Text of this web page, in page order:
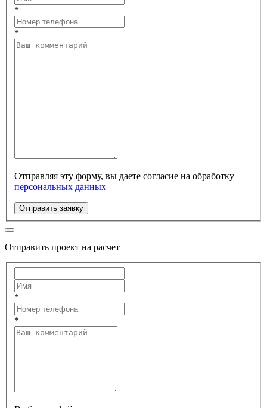
*
*
Отправляя эту форму, вы даете согласие на обработку
персональных данных
Отправить заявку
Отправить проект на расчет
*
*